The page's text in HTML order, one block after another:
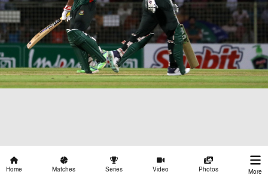
Home Matches Series Video Photos More